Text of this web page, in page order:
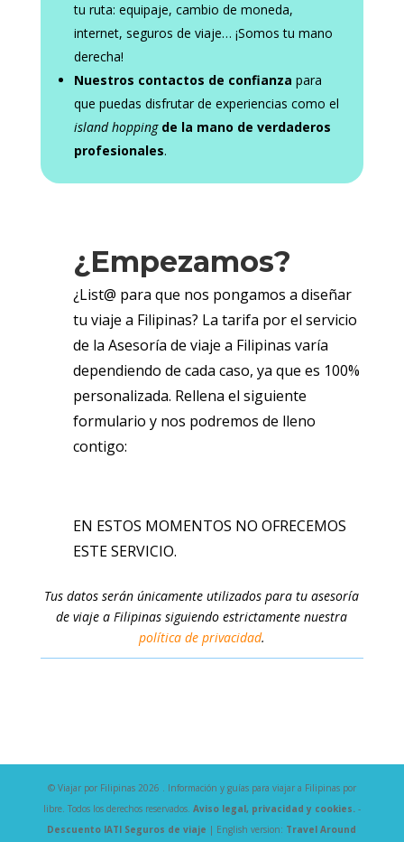
tu ruta: equipaje, cambio de moneda,
internet, seguros de viaje… ¡Somos tu mano
derecha!
Nuestros contactos de confianza para
que puedas disfrutar de experiencias como el
island hopping de la mano de verdaderos
profesionales.
¿Empezamos?
¿List@ para que nos pongamos a diseñar
tu viaje a Filipinas? La tarifa por el servicio
de la Asesoría de viaje a Filipinas varía
dependiendo de cada caso, ya que es 100%
personalizada. Rellena el siguiente
formulario y nos podremos de lleno
contigo:
EN ESTOS MOMENTOS NO OFRECEMOS
ESTE SERVICIO.
Tus datos serán únicamente utilizados para tu asesoría
de viaje a Filipinas siguiendo estrictamente nuestra
política de privacidad.
© Viajar por Filipinas 2026 . Información y guías para viajar a Filipinas por
libre. Todos los derechos reservados. Aviso legal, privacidad y cookies.-
Descuento IATI Seguros de viaje | English version: Travel Around